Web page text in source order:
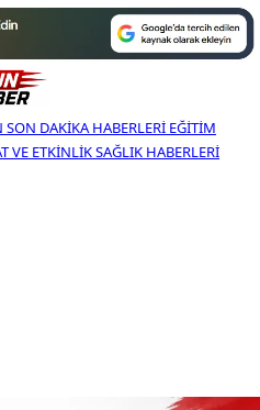
SON DAKIKA HABERLERI EĞITIM
VE ETKINLIKSAĞLIK HABERLERI